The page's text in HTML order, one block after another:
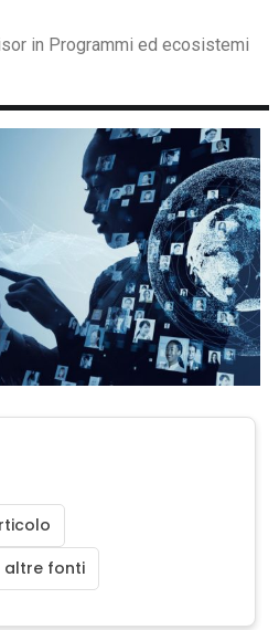
in Programmi ed ecosistemi
altre fonti